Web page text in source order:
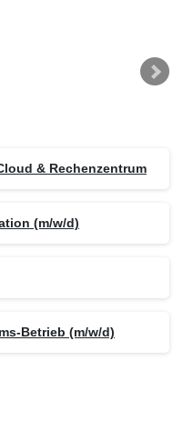
& Rechenzentrum
(m/w/d)
Betrieb (m/w/d)